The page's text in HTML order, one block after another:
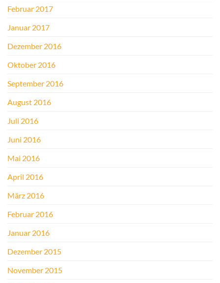
Februar 2017
Januar 2017
Dezember 2016
Oktober 2016
September 2016
August 2016
Juli 2016
Juni 2016
Mai 2016
April 2016
März 2016
Februar 2016
Januar 2016
Dezember 2015
November 2015